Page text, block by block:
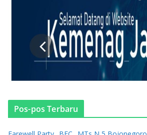
Pos-pos Terbaru